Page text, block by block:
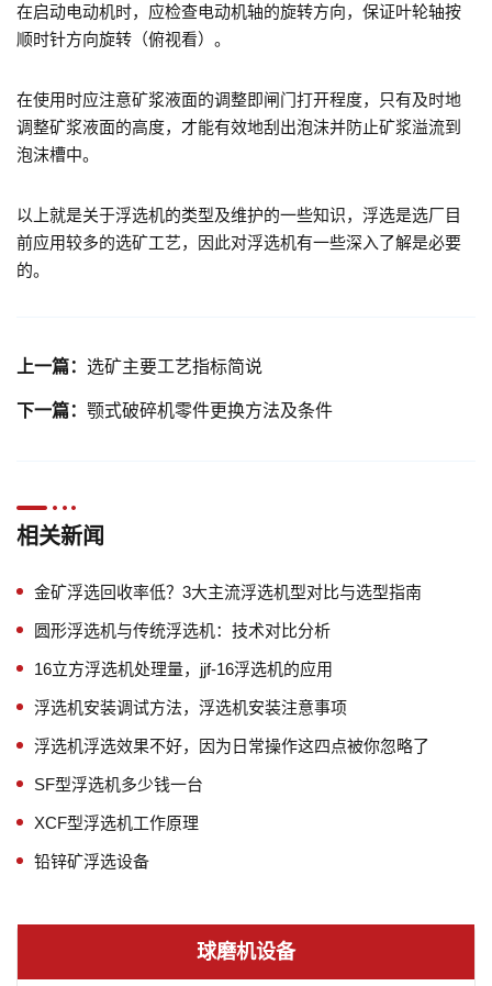
在启动电动机时，应检查电动机轴的旋转方向，保证叶轮轴按
顺时针方向旋转（俯视看）。
在使用时应注意矿浆液面的调整即闸门打开程度，只有及时地
调整矿浆液面的高度，才能有效地刮出泡沫并防止矿浆溢流到
泡沫槽中。
以上就是关于浮选机的类型及维护的一些知识，浮选是选厂目
前应用较多的选矿工艺，因此对浮选机有一些深入了解是必要
的。
上一篇： 选矿主要工艺指标简说
下一篇： 颚式破碎机零件更换方法及条件
相关新闻
金矿浮选回收率低？3大主流浮选机型对比与选型指南
圆形浮选机与传统浮选机：技术对比分析
16立方浮选机处理量，jjf-16浮选机的应用
浮选机安装调试方法，浮选机安装注意事项
浮选机浮选效果不好，因为日常操作这四点被你忽略了
SF型浮选机多少钱一台
XCF型浮选机工作原理
铅锌矿浮选设备
球磨机设备